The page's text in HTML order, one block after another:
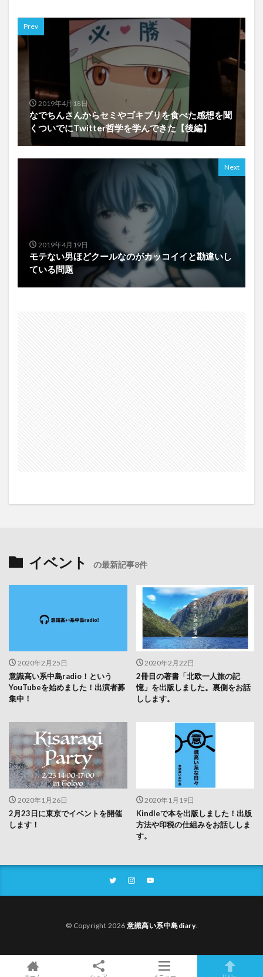
Prev
2019年4月18日
なでちんさんからセミやゴキブリを食べた感想を聞
くついでにTwitter哲学を学んできた【後編】
Next
2019年4月19日
モテない男ほどクールなのがカッコイイと勘違いし
ている問題
イベント の最新記事8件
2020年2月25日
意識高い系中島radio！という
YouTubeを始めました！出演者募
集中！
2020年2月22日
2冊目の著書「北欧一人旅の記
憶」を出版しました。裏側をお話
しします。
2020年1月26日
2月23日に東京でイベントを開催
します！
2020年1月19日
Kindleで本を出版しました！出版
方法や印税の仕組みをお話ししま
す。
© Copyright 2026 意識高い系中島diary.